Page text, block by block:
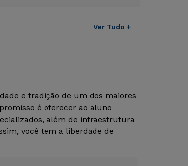
Ver Tudo +
e tradição de um dos maiores
é oferecer ao aluno
além de infraestrutura
você tem a liberdade de
Rápido e fácil
WhatsApp
Rápido e fácil
WhatsApp